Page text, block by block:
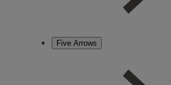
Five Arrows